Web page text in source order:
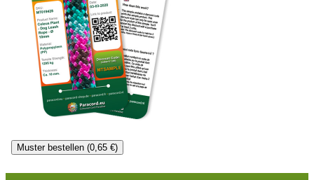
Muster bestellen (0,65 €)